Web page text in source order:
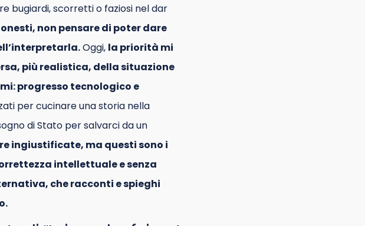
bugiardi, scorretti o faziosi nel dar
non pensare di poter dare
Oggi, la priorità mi
più realistica, della situazione
progresso tecnologico e
per cucinare una storia nella
di Stato per salvarci da un
ingiustificate, ma questi sono i
intellettuale e senza
che racconti e spieghi